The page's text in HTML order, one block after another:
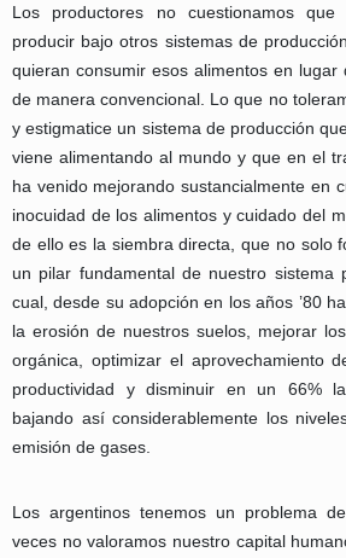
Los productores no cuestionamos que
producir bajo otros sistemas de
quieran consumir esos alimentos en lugar
de manera convencional. Lo que no
y estigmatice un sistema de producción
viene alimentando al mundo y que en el
ha venido mejorando sustancialmente en
inocuidad de los alimentos y cuidado del
de ello es la siembra directa, que no solo
un pilar fundamental de nuestro sistema
cual, desde su adopción en los años ’80
la erosión de nuestros suelos, mejorar
orgánica, optimizar el aprovechamiento
productividad y disminuir en un 66%
bajando así considerablemente los
emisión de gases.
Los argentinos tenemos un problema
veces no valoramos nuestro capital